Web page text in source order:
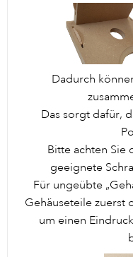
Dadurch
Das sorgt dafür,
Bitte achten Sie
geeignete
Für ungeübte
Gehäuseteile zuerst
um einen